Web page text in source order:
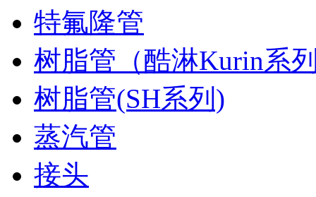
特氟隆管
树脂管（酷淋Kurin系
树脂管(SH系列)
蒸汽管
接头